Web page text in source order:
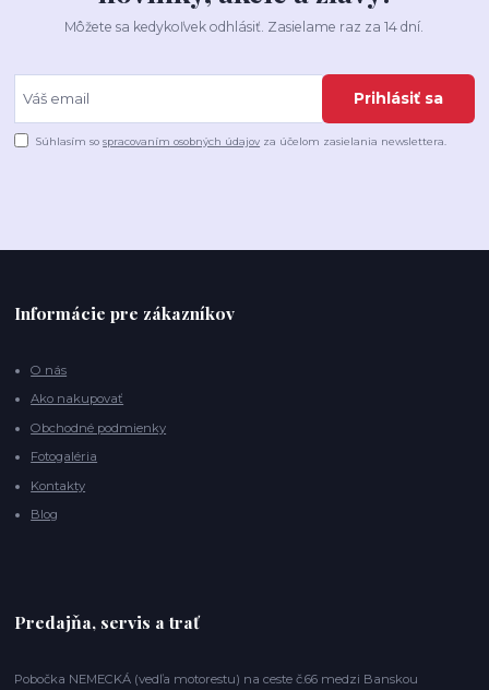
Môžete sa kedykoľvek odhlásiť. Zasielame raz za 14 dní.
Prihlásiť sa
Súhlasím sospracovaním osobných údajov za účelom zasielania newslettera.
Informácie pre zákazníkov
O nás
Ako nakupovať
Obchodné podmienky
Fotogaléria
Kontakty
Blog
Predajňa, servis a trať
Pobočka NEMECKÁ (vedľa motorestu) na ceste č.66 medzi Banskou